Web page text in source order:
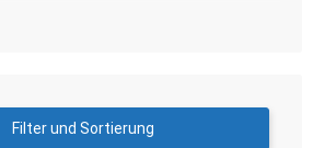
Filter und Sortierung